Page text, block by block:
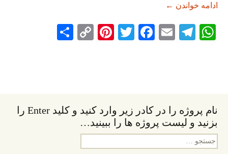
ادامه خواندن دانلود پروژه شهرک مسکونی
←
W
Te
E
Fa
T
Pi
C
نام پروژه را در کادر زیر وارد کنید و کلید Enter را
بزنید و لیست پروژه ها را ببینید…
جستجو
برای: